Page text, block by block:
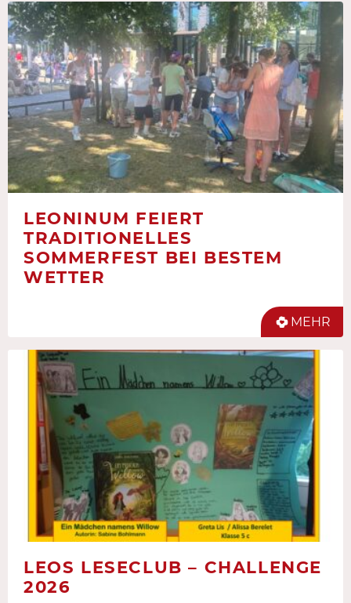
LEONINUM FEIERT
TRADITIONELLES
SOMMERFEST BEI BESTEM
WETTER
MEHR
LEOS LESECLUB – CHALLENGE
2026